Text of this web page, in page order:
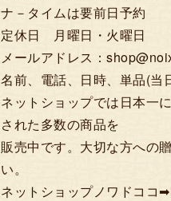
ナ－タイムは要前日予約
定休日 月曜日・火曜日
メールアドレス：
名前、電話、日時、単品(当
ネットショップでは日本一
された多数の商品を
販売中です。大切な方への
い。
ネットショップノワドココ